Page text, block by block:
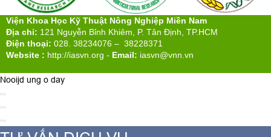
Viện Khoa Học Kỹ Thuật Nông Nghiệp Miền Nam
Địa chỉ: 121 Nguyễn Bỉnh Khiêm, P. Tân Định, TP.HCM
Điện thoại: 028. 38234076 – 38228371
Website : http://iasvn.org - Email: iasvn@vnn.vn
Nooijd ung o day